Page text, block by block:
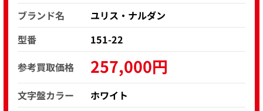
ブランド名
ユリス・ナルダン
型番
151-22
参考買取価格
257,000円
文字盤カラー ホワイト